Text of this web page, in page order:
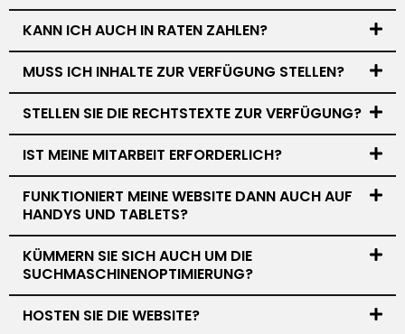
KANN ICH AUCH IN RATEN ZAHLEN?
MUSS ICH INHALTE ZUR VERFÜGUNG STELLEN?
STELLEN SIE DIE RECHTSTEXTE ZUR VERFÜGUNG?
IST MEINE MITARBEIT ERFORDERLICH?
FUNKTIONIERT MEINE WEBSITE DANN AUCH AUF
HANDYS UND TABLETS?
KÜMMERN SIE SICH AUCH UM DIE
SUCHMASCHINENOPTIMIERUNG?
HOSTEN SIE DIE WEBSITE?